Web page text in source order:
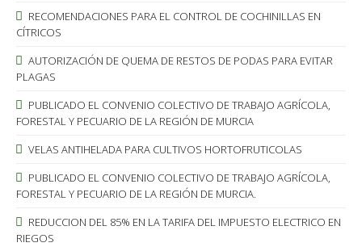
RECOMENDACIONES PARA EL CONTROL DE COCHINILLAS EN
CÍTRICOS
AUTORIZACIÓN DE QUEMA DE RESTOS DE PODAS PARA EVITAR
PLAGAS
PUBLICADO EL CONVENIO COLECTIVO DE TRABAJO AGRÍCOLA,
FORESTAL Y PECUARIO DE LA REGIÓN DE MURCIA
VELAS ANTIHELADA PARA CULTIVOS HORTOFRUTICOLAS
PUBLICADO EL CONVENIO COLECTIVO DE TRABAJO AGRÍCOLA,
FORESTAL Y PECUARIO DE LA REGIÓN DE MURCIA.
REDUCCION DEL 85% EN LA TARIFA DEL IMPUESTO ELECTRICO EN
RIEGOS